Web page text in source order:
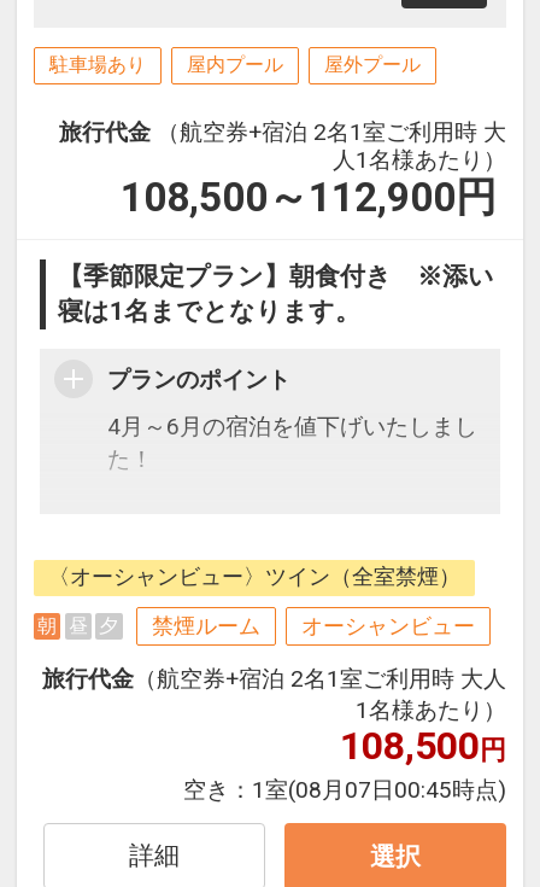
駐車場あり 屋内プール 屋外プール
旅行代金
（航空券+宿泊 2名1室ご利用時 大
人1名様あたり）
108,500～112,900 円
【季節限定プラン】朝食付き ※添い
寝は1名までとなります。
プランのポイント
4月～6月の宿泊を値下げいたしまし
た！
くつろぎのひと時をお届けする、広
さ38～39㎡のスタイリッシュな客
室。海を望むバルコニー、ハリウッ
ドツインベッド、広々としたワーク
エリアを備えています。
ハイアットリージェンシー瀬良垣ア
イランド沖縄は、沖縄本島屈指のビ
ーチリゾートである恩納村の美しい
〈オーシャンビュー〉ツイン（全室禁煙）
朝 昼 夕 禁煙ルーム オーシャンビュー
旅行代金 （航空券+宿泊 2名1室ご利用時 大人
1名様あたり）
108,500円
空き： 1室(08月07日00:45時点)
詳細 選択